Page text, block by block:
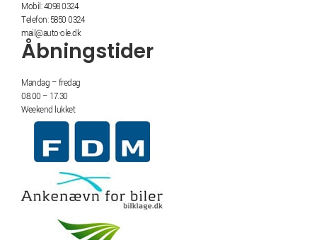
Mobil: 4098 0324
Telefon: 5850 0324
mail@auto-ole.dk
Åbningstider
Mandag – fredag
08.00 – 17.30
Weekend lukket